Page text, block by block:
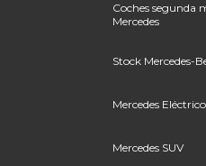
Coches segunda
Mercedes
Stock Mercedes-
Mercedes
Mercedes SUV